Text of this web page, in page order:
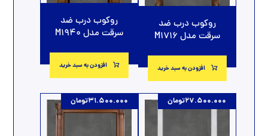
روکوب درب ضد
سرقت مدل M1716
افزودن به سبد خرید
روکوب درب ضد
سرقت مدل M1940
افزودن به سبد خرید
27.500.000تومان 31.500.000تومان